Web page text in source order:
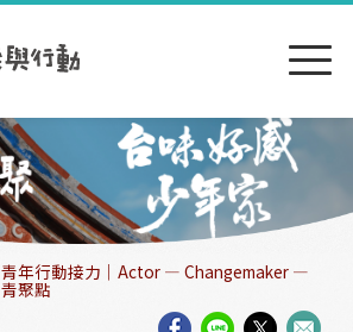
青年行動接力｜Actor — Changemaker —
青聚點